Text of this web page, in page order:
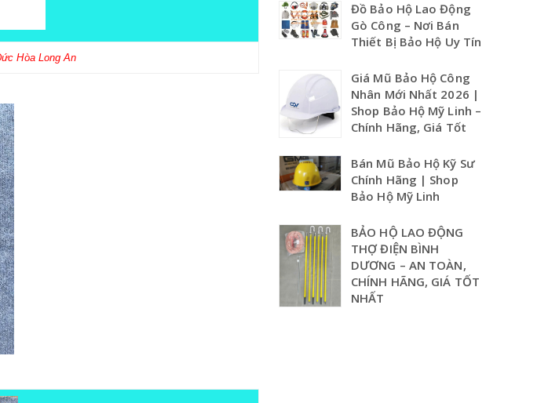
Hòa Long An
Đồ Bảo Hộ Lao Động
Gò Công – Nơi Bán
Thiết Bị Bảo Hộ Uy Tín
Giá Mũ Bảo Hộ Công
Nhân Mới Nhất 2026 |
Shop Bảo Hộ Mỹ Linh –
Chính Hãng, Giá Tốt
Bán Mũ Bảo Hộ Kỹ Sư
Chính Hãng | Shop
Bảo Hộ Mỹ Linh
BẢO HỘ LAO ĐỘNG
THỢ ĐIỆN BÌNH
DƯƠNG – AN TOÀN,
CHÍNH HÃNG, GIÁ TỐT
NHẤT